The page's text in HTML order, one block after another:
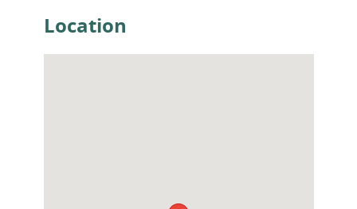
Woningfaciliteiten
Location